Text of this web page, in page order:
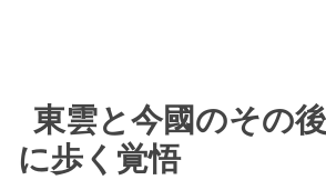
東雲と今國のその
に歩く覚悟